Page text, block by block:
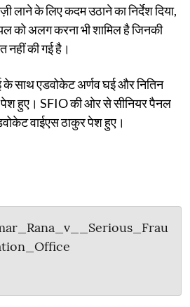
लाने के लिए कदम उठाने का निर्देश दिया,
को अलग करना भी शामिल है जिनकी
नहीं की गई है।
के साथ एडवोकेट अर्णव घई और नितिन
हुए। SFIO की ओर से सीनियर पैनल
वाईएस ठाकुर पेश हुए।